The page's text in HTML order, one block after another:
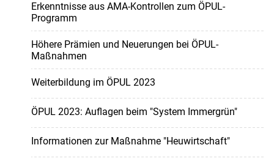
Erkenntnisse aus AMA-Kontrollen zum ÖPUL-
Programm
Höhere Prämien und Neuerungen bei ÖPUL-
Maßnahmen
Weiterbildung im ÖPUL 2023
ÖPUL 2023: Auflagen beim "System Immergrün"
Informationen zur Maßnahme "Heuwirtschaft"